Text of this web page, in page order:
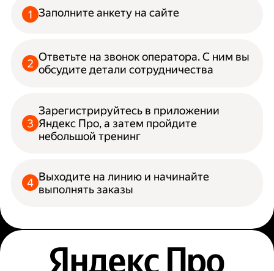
Заполните анкету на сайте
Ответьте на звонок оператора. С ним вы
обсудите детали сотрудничества
Зарегистрируйтесь в приложении
Яндекс Про, а затем пройдите
небольшой тренинг
Выходите на линию и начинайте
выполнять заказы